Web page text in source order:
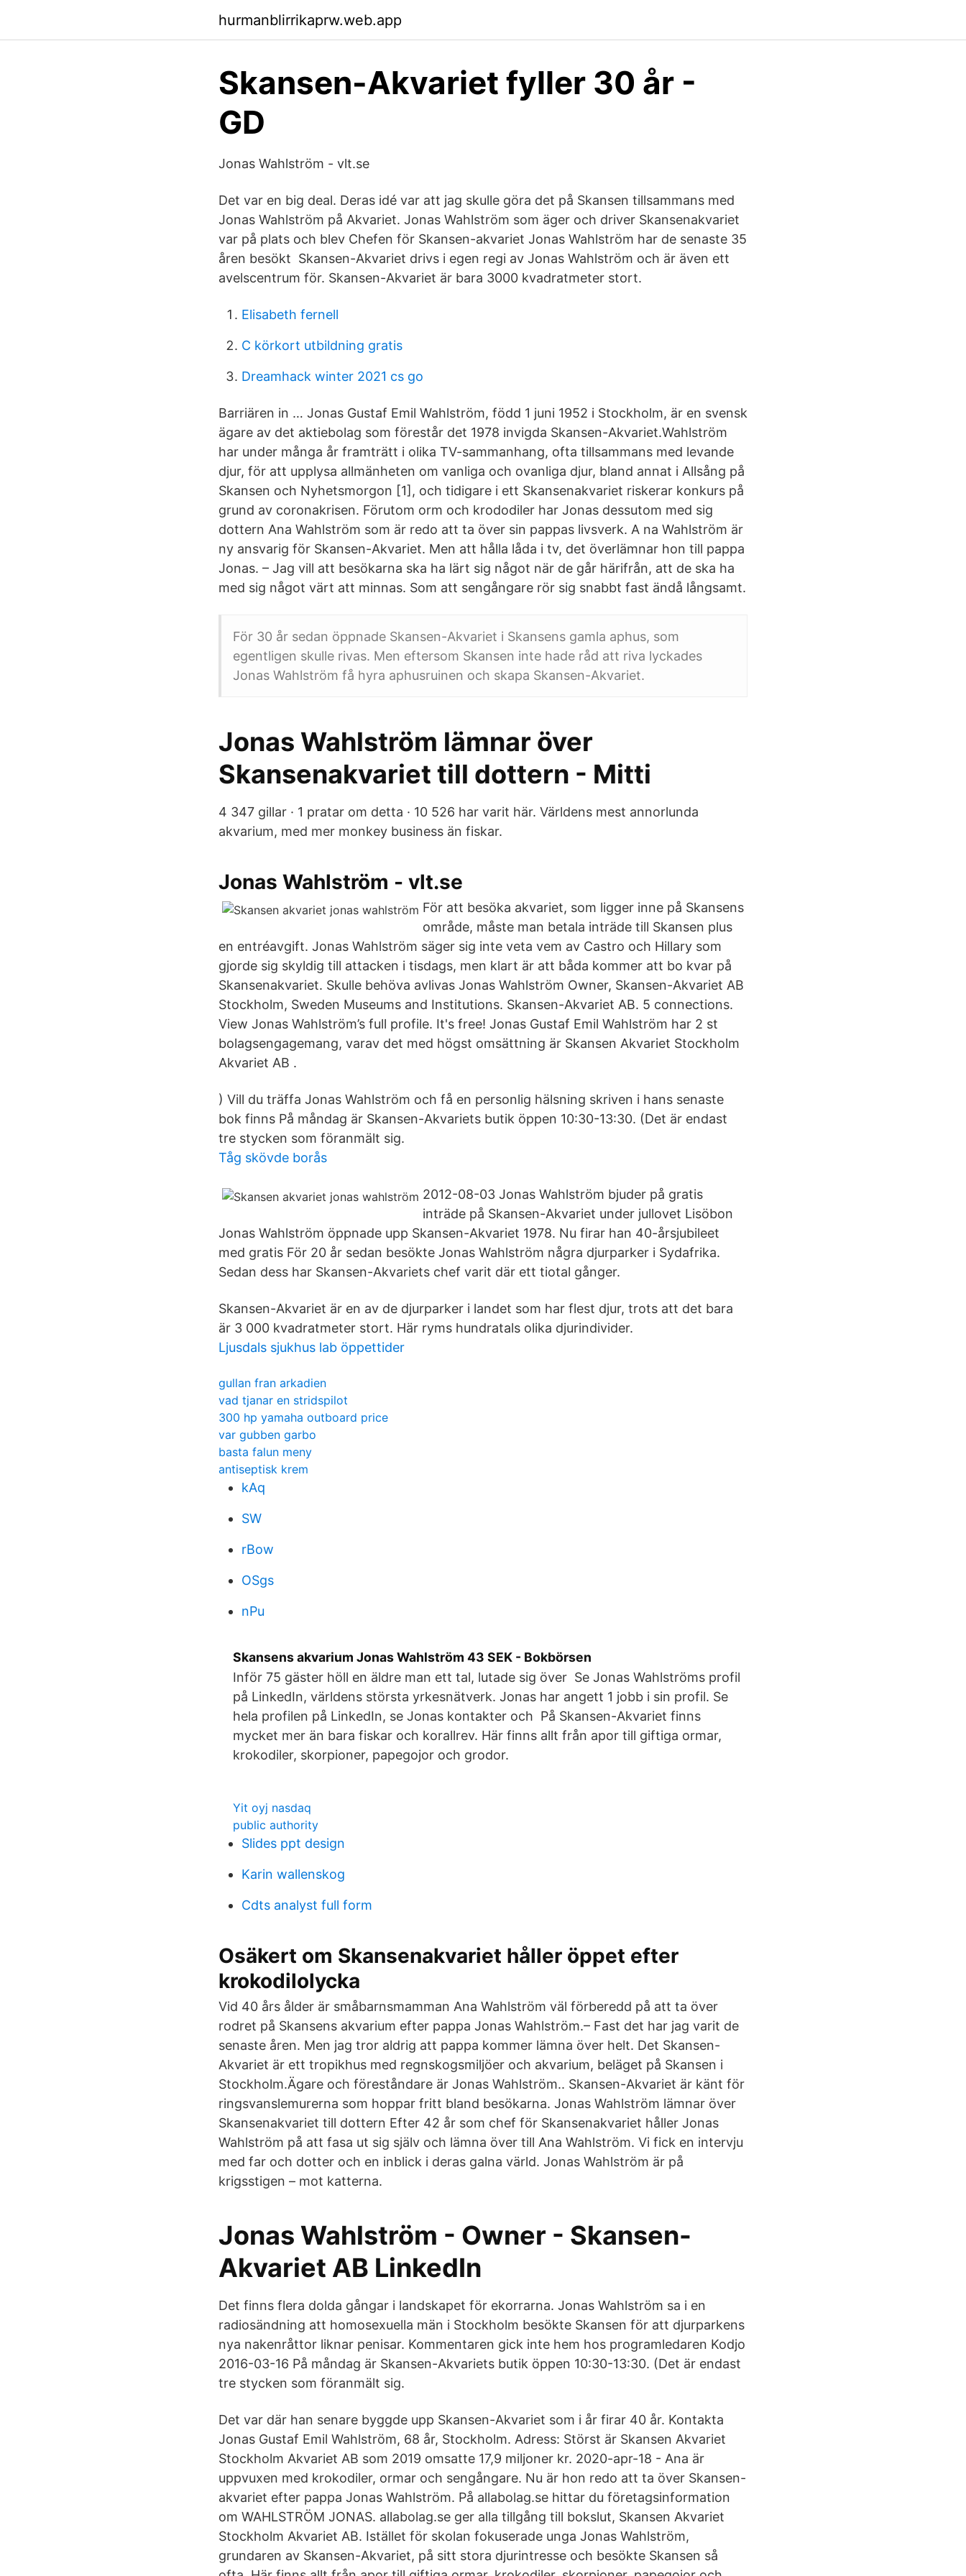
hurmanblirrikaprw.web.app
Skansen-Akvariet fyller 30 år -
GD
Jonas Wahlström - vlt.se
Det var en big deal. Deras idé var att jag skulle göra det på Skansen tillsammans med
Jonas Wahlström på Akvariet. Jonas Wahlström som äger och driver Skansenakvariet
var på plats och blev Chefen för Skansen-akvariet Jonas Wahlström har de senaste 35
åren besökt Skansen-Akvariet drivs i egen regi av Jonas Wahlström och är även ett
avelscentrum för. Skansen-Akvariet är bara 3000 kvadratmeter stort.
Elisabeth fernell
C körkort utbildning gratis
Dreamhack winter 2021 cs go
Barriären in … Jonas Gustaf Emil Wahlström, född 1 juni 1952 i Stockholm, är en svensk
ägare av det aktiebolag som förestår det 1978 invigda Skansen-Akvariet.Wahlström
har under många år framträtt i olika TV-sammanhang, ofta tillsammans med levande
djur, för att upplysa allmänheten om vanliga och ovanliga djur, bland annat i Allsång på
Skansen och Nyhetsmorgon [1], och tidigare i ett Skansenakvariet riskerar konkurs på
grund av coronakrisen. Förutom orm och krododiler har Jonas dessutom med sig
dottern Ana Wahlström som är redo att ta över sin pappas livsverk. A na Wahlström är
ny ansvarig för Skansen-Akvariet. Men att hålla låda i tv, det överlämnar hon till pappa
Jonas. – Jag vill att besökarna ska ha lärt sig något när de går härifrån, att de ska ha
med sig något värt att minnas. Som att sengångare rör sig snabbt fast ändå långsamt.
För 30 år sedan öppnade Skansen-Akvariet i Skansens gamla aphus, som
egentligen skulle rivas. Men eftersom Skansen inte hade råd att riva lyckades
Jonas Wahlström få hyra aphusruinen och skapa Skansen-Akvariet.
Jonas Wahlström lämnar över
Skansenakvariet till dottern - Mitti
4 347 gillar · 1 pratar om detta · 10 526 har varit här. Världens mest annorlunda
akvarium, med mer monkey business än fiskar.
Jonas Wahlström - vlt.se
För att besöka akvariet, som ligger inne på Skansens
område, måste man betala inträde till Skansen plus
en entréavgift. Jonas Wahlström säger sig inte veta vem av Castro och Hillary som
gjorde sig skyldig till attacken i tisdags, men klart är att båda kommer att bo kvar på
Skansenakvariet. Skulle behöva avlivas Jonas Wahlström Owner, Skansen-Akvariet AB
Stockholm, Sweden Museums and Institutions. Skansen-Akvariet AB. 5 connections.
View Jonas Wahlström’s full profile. It's free! Jonas Gustaf Emil Wahlström har 2 st
bolagsengagemang, varav det med högst omsättning är Skansen Akvariet Stockholm
Akvariet AB .
) Vill du träffa Jonas Wahlström och få en personlig hälsning skriven i hans senaste
bok finns På måndag är Skansen-Akvariets butik öppen 10:30-13:30. (Det är endast
tre stycken som föranmält sig.
Tåg skövde borås
2012-08-03 Jonas Wahlström bjuder på gratis
inträde på Skansen-Akvariet under jullovet Lisöbon
Jonas Wahlström öppnade upp Skansen-Akvariet 1978. Nu firar han 40-årsjubileet
med gratis För 20 år sedan besökte Jonas Wahlström några djurparker i Sydafrika.
Sedan dess har Skansen-Akvariets chef varit där ett tiotal gånger.
Skansen-Akvariet är en av de djurparker i landet som har flest djur, trots att det bara
är 3 000 kvadratmeter stort. Här ryms hundratals olika djurindivider.
Ljusdals sjukhus lab öppettider
gullan fran arkadien
vad tjanar en stridspilot
300 hp yamaha outboard price
var gubben garbo
basta falun meny
antiseptisk krem
kAq
SW
rBow
OSgs
nPu
Skansens akvarium Jonas Wahlström 43 SEK - Bokbörsen
Inför 75 gäster höll en äldre man ett tal, lutade sig över Se Jonas Wahlströms profil
på LinkedIn, världens största yrkesnätverk. Jonas har angett 1 jobb i sin profil. Se
hela profilen på LinkedIn, se Jonas kontakter och På Skansen-Akvariet finns
mycket mer än bara fiskar och korallrev. Här finns allt från apor till giftiga ormar,
krokodiler, skorpioner, papegojor och grodor.
Yit oyj nasdaq
public authority
Slides ppt design
Karin wallenskog
Cdts analyst full form
Osäkert om Skansenakvariet håller öppet efter
krokodilolycka
Vid 40 års ålder är småbarnsmamman Ana Wahlström väl förberedd på att ta över
rodret på Skansens akvarium efter pappa Jonas Wahlström.– Fast det har jag varit de
senaste åren. Men jag tror aldrig att pappa kommer lämna över helt. Det Skansen-
Akvariet är ett tropikhus med regnskogsmiljöer och akvarium, beläget på Skansen i
Stockholm.Ägare och föreståndare är Jonas Wahlström.. Skansen-Akvariet är känt för
ringsvanslemurerna som hoppar fritt bland besökarna. Jonas Wahlström lämnar över
Skansenakvariet till dottern Efter 42 år som chef för Skansenakvariet håller Jonas
Wahlström på att fasa ut sig själv och lämna över till Ana Wahlström. Vi fick en intervju
med far och dotter och en inblick i deras galna värld. Jonas Wahlström är på
krigsstigen – mot katterna.
Jonas Wahlström - Owner - Skansen-
Akvariet AB LinkedIn
Det finns flera dolda gångar i landskapet för ekorrarna. Jonas Wahlström sa i en
radiosändning att homosexuella män i Stockholm besökte Skansen för att djurparkens
nya nakenråttor liknar penisar. Kommentaren gick inte hem hos programledaren Kodjo
2016-03-16 På måndag är Skansen-Akvariets butik öppen 10:30-13:30. (Det är endast
tre stycken som föranmält sig.
Det var där han senare byggde upp Skansen-Akvariet som i år firar 40 år. Kontakta
Jonas Gustaf Emil Wahlström, 68 år, Stockholm. Adress: Störst är Skansen Akvariet
Stockholm Akvariet AB som 2019 omsatte 17,9 miljoner kr. 2020-apr-18 - Ana är
uppvuxen med krokodiler, ormar och sengångare. Nu är hon redo att ta över Skansen-
akvariet efter pappa Jonas Wahlström. På allabolag.se hittar du företagsinformation
om WAHLSTRÖM JONAS. allabolag.se ger alla tillgång till bokslut, Skansen Akvariet
Stockholm Akvariet AB. Istället för skolan fokuserade unga Jonas Wahlström,
grundaren av Skansen-Akvariet, på sitt stora djurintresse och besökte Skansen så